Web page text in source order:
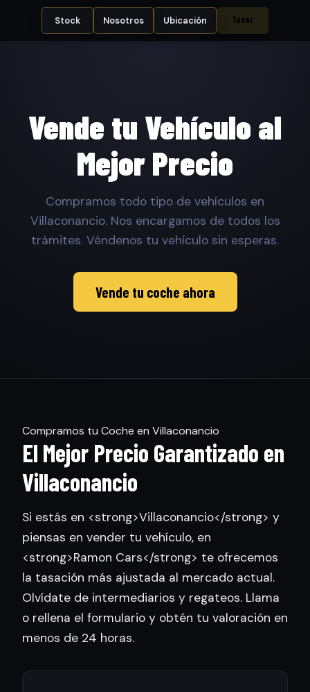
Stock Nosotros Ubicación Tasar
Vende tu Vehículo al
Mejor Precio
Compramos todo tipo de vehículos en
Villaconancio. Nos encargamos de todos los
trámites. Véndenos tu vehículo sin esperas.
Vende tu coche ahora
Compramos tu Coche en Villaconancio
El Mejor Precio Garantizado en
Villaconancio
Si estás en <strong>Villaconancio</strong> y
piensas en vender tu vehículo, en
<strong>Ramon Cars</strong> te ofrecemos
la tasación más ajustada al mercado actual.
Olvídate de intermediarios y regateos. Llama
o rellena el formulario y obtén tu valoración en
menos de 24 horas.